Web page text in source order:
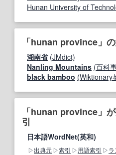
Hunan University of
「hunan province」
湖南省 (JMdict)
Nanling Mountains (百科
black bamboo (Wiktionary
「hunan province」
引
日本語WordNet(英和)
出典元 索引 用語索引